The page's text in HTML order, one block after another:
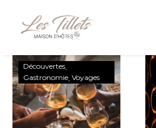
Découvertes
Gastronomie Voyages